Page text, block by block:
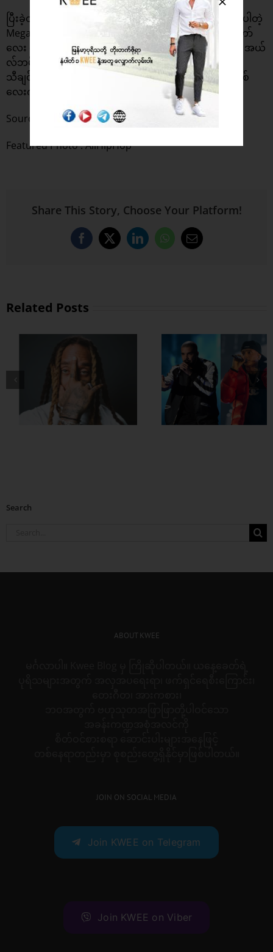
ပြီးခဲ့တဲ့ ၂၀၂၄ ခုနှစ် အောက်တိုဘာလထဲမှာ သီချင်း ၁၂ ပုဒ်ပါတဲ့
Megan: Act II အယ်လ်ဘမ်ကို ဖြန့်ဝေခဲ့တာဖြစ်ပြီး တော်တော်
လေး အောင်မြင်မှုခဲ့ရတာပါ။ Meganရဲ့ နောက်ထပ်လာမယ့် အယ်
လ်ဘမ်အသစ်ကို စောင့်ရင်း အခုလက်ရှိ ထုတ်ဝေလိုက်တဲ့
သီချင်းစာသား အကြမ်းစားတွေနဲ့ Whenever သီချင်းအသစ်
လေးကို ဂီတချစ်သူတွေ ခံစားနာဆင်လိုက်ပါဦးနော်။
Source :
Siachen Studios
Featured Photo : AllHipHop
Share This Story, Choose Your Platform!
Facebook
X LinkedInWhatsApp
Email
Related Posts
Drake နဲ့ Central
Cee တို့ ပေါင်းဖြုတ်
ထားတဲ့ Which One
Search
ABOUT KWEE
JOIN ON SOCIAL MEDIA
Join KWEE on Telegram
Join KWEE on Viber